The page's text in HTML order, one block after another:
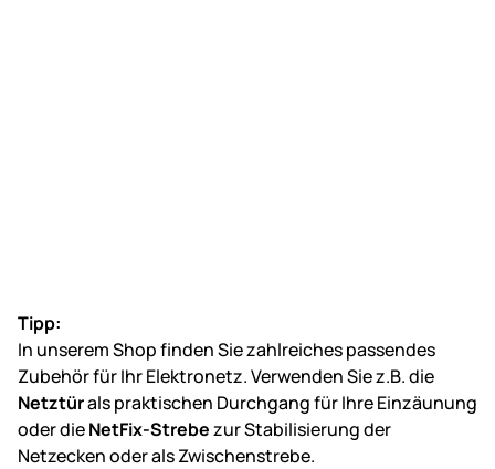
Tipp:
In unserem Shop finden Sie zahlreiches passendes
Zubehör für Ihr Elektronetz. Verwenden Sie z.B. die
Netztürals praktischen Durchgang für Ihre Einzäunung
oder dieNetFix-Strebezur Stabilisierung der
Netzecken oder als Zwischenstrebe.